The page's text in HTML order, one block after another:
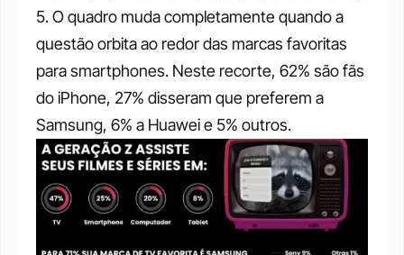
5. O quadro muda completamente quando a
questão orbita ao redor das marcas favoritas
para smartphones. Neste recorte, 62% são fãs
do iPhone, 27% disseram que preferem a
Samsung, 6% a Huawei e 5% outros.